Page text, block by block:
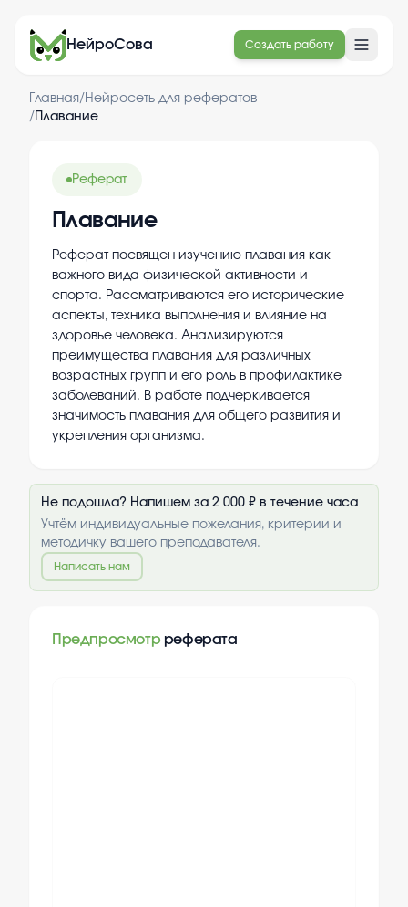
НейроСова Создать работу
Главная/ Нейросеть для рефератов
/ Плавание
Реферат
Плавание
Реферат посвящен изучению плавания как
важного вида физической активности и
спорта. Рассматриваются его исторические
аспекты, техника выполнения и влияние на
здоровье человека. Анализируются
преимущества плавания для различных
возрастных групп и его роль в профилактике
заболеваний. В работе подчеркивается
значимость плавания для общего развития и
укрепления организма.
Не подошла? Напишем за 2 000 ₽ в течение часа
Учтём индивидуальные пожелания, критерии и
методичку вашего преподавателя.
Написать нам
Предпросмотр реферата